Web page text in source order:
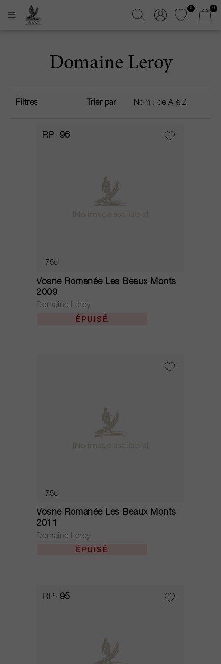
0 0
Domaine Leroy
Filtres Trier par
RP 96
75cl
Vosne Romanée Les Beaux Monts
2009
Domaine Leroy
ÉPUISÉ
75cl
Vosne Romanée Les Beaux Monts
2011
Domaine Leroy
ÉPUISÉ
RP 95